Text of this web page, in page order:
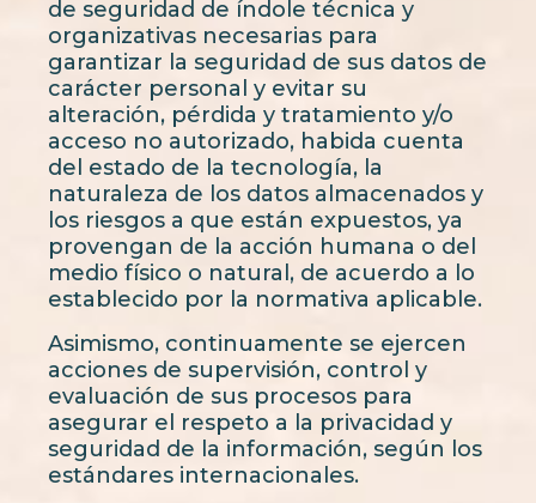
de seguridad de índole técnica y
organizativas necesarias para
garantizar la seguridad de sus datos de
carácter personal y evitar su
alteración, pérdida y tratamiento y/o
acceso no autorizado, habida cuenta
del estado de la tecnología, la
naturaleza de los datos almacenados y
los riesgos a que están expuestos, ya
provengan de la acción humana o del
medio físico o natural, de acuerdo a lo
establecido por la normativa aplicable.
Asimismo, continuamente se ejercen
acciones de supervisión, control y
evaluación de sus procesos para
asegurar el respeto a la privacidad y
seguridad de la información, según los
estándares internacionales.